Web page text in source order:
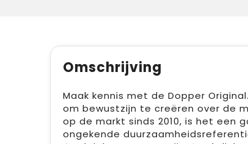
Omschrijving
Maak kennis met de Dopper
om bewustzijn te creëren over de
op de markt sinds 2010, is het een
ongekende